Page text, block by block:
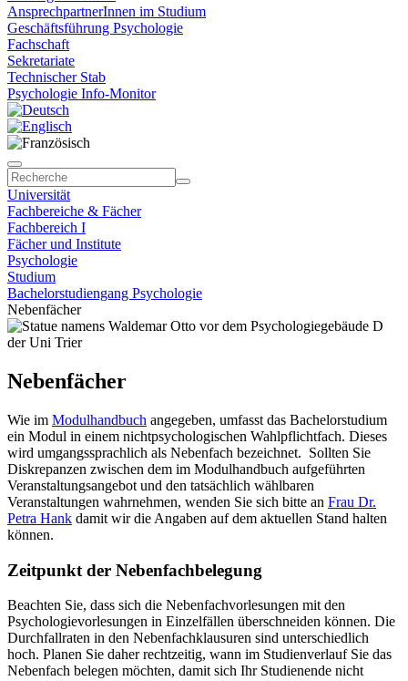
AnsprechpartnerInnen im Studium
Geschäftsführung Psychologie
Fachschaft
Sekretariate
Technischer Stab
Psychologie Info-Monitor
Universität
Fachbereiche & Fächer
Fachbereich I
Fächer und Institute
Psychologie
Studium
Bachelorstudiengang Psychologie
Nebenfächer
Nebenfächer
Wie im Modulhandbuch angegeben, umfasst das Bachelorstudium
ein Modul in einem nichtpsychologischen Wahlpflichtfach. Dieses
wird umgangssprachlich als Nebenfach bezeichnet. Sollten Sie
Diskrepanzen zwischen dem im Modulhandbuch aufgeführten
Veranstaltungsangebot und den tatsächlich wählbaren
Veranstaltungen wahrnehmen, wenden Sie sich bitte an Frau Dr.
Petra Hank damit wir die Angaben auf dem aktuellen Stand halten
können.
Zeitpunkt der Nebenfachbelegung
Beachten Sie, dass sich die Nebenfachvorlesungen mit den
Psychologievorlesungen in Einzelfällen überschneiden können. Die
Durchfallraten in den Nebenfachklausuren sind unterschiedlich
hoch. Planen Sie daher rechtzeitig, wann im Studienverlauf Sie das
Nebenfach belegen möchten, damit sich Ihr Studienende nicht